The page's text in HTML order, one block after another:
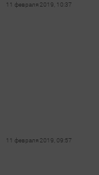
11 февраля 2019, 10:37
11 февраля 2019, 09:57